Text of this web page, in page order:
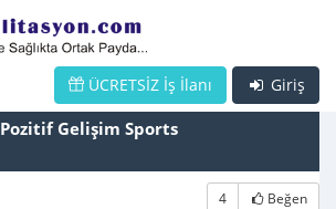
Giriş
ÜCRETSİZ İş İlanı
Pozitif Gelişim Sports
4 Beğen